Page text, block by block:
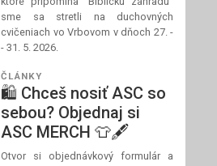
sme sa stretli na duchovných
cvičeniach vo Vrbovom v dňoch 27. -
- 31. 5. 2026.
ČLÁNKY
🛍️ Chceš nosiť ASC so
sebou? Objednaj si
ASC MERCH 👕🖋️
Otvor si objednávkový formulár a